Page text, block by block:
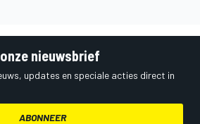
nieuwsbrief
updates en speciale acties direct in
ABONNEER